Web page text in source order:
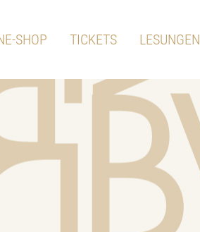
SHOP TICKETS LESUNGEN